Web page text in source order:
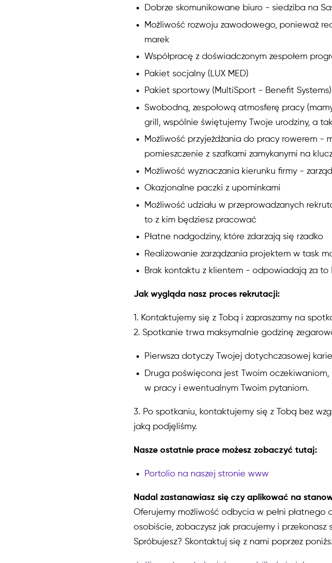
Dobrze skomunikowane biuro - siedziba na
Możliwość rozwoju zawodowego, ponieważ
marek
Współpracę z doświadczonym zespołem
Pakiet socjalny (LUX MED)
Pakiet sportowy (MultiSport - Benefit Systems)
Swobodną, zespołową atmosferę pracy
grill, wspólnie świętujemy Twoje urodziny, a
Możliwość przyjeżdżania do pracy rowerem -
pomieszczenie z szafkami zamykanymi na
Możliwość wyznaczania kierunku firmy -
Okazjonalne paczki z upominkami
Możliwość udziału w przeprowadzanych
to z kim będziesz pracować
Płatne nadgodziny, które zdarzają się rzadko
Realizowanie zarządzania projektem w task
Brak kontaktu z klientem - odpowiadają za
Jak wygląda nasz proces rekrutacji:
1. Kontaktujemy się z Tobą i zapraszamy na
2. Spotkanie trwa maksymalnie godzinę
Pierwsza dotyczy Twojej dotychczasowej
Druga poświęcona jest Twoim
w pracy i ewentualnym Twoim pytaniom.
3. Po spotkaniu, kontaktujemy się z Tobą bez
jaką podjęliśmy.
Nasze ostatnie prace możesz zobaczyć tutaj:
Portolio na naszej stronie www
Nadal zastanawiasz się czy aplikować na
Oferujemy możliwość odbycia w pełni płatnego
osobiście, zobaczysz jak pracujemy i
Spróbujesz? Skontaktuj się z nami poprzez